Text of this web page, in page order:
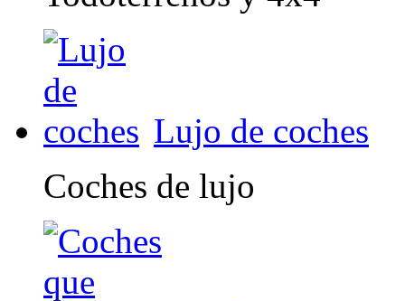
Lujo de coches
Coches de lujo